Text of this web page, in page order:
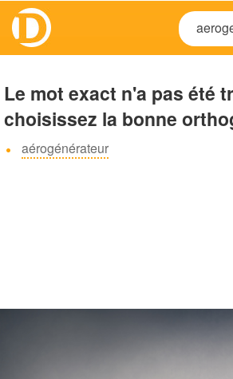
Le mot exact n'a pas été
choisissez la bonne
aérogénérateur